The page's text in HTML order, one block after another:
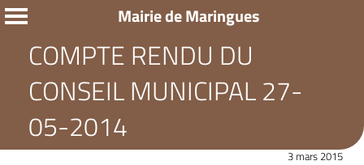
Mairie de Maringues
COMPTE RENDU DU
CONSEIL MUNICIPAL 27-
05-2014
3 mars 2015